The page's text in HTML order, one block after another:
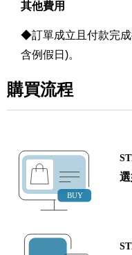
其他費用
◆訂單成立且付款完
含例假日)。
購買流程